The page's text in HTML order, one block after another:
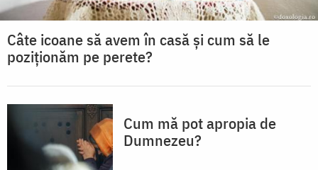
Câte icoane să avem în casă și cum să le
poziționăm pe perete?
Cum mă pot apropia de
Dumnezeu?